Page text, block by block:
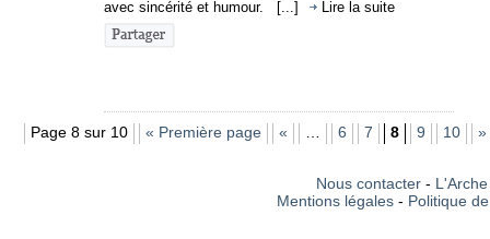
avec sincérité et humour. [...]
Lire la suite
Page 8 sur 10 « Première page « 6 7 8 9 10 »
Nous contacter-
Mentions légales - Politique